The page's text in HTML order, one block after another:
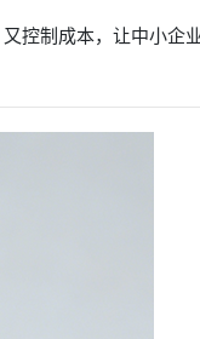
控制成本，让中小企